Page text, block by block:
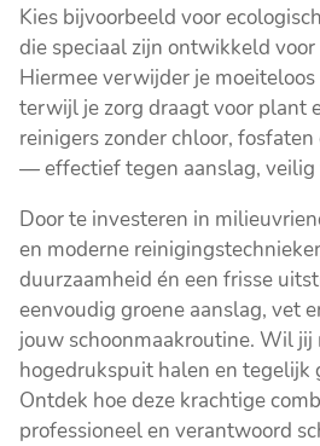
Kies bijvoorbeeld voor
die speciaal zijn ontwikkeld
Hiermee verwijder je
terwijl je zorg draagt voor plant
reinigers zonder chloor,
― effectief tegen aanslag, veilig
Door te investeren in
en moderne
duurzaamheid én een frisse
eenvoudig groene aanslag, vet
jouw schoonmaakroutine. Wil jij
hogedrukspuit halen en tegelijk
Ontdek hoe deze krachtige
professioneel en verantwoord